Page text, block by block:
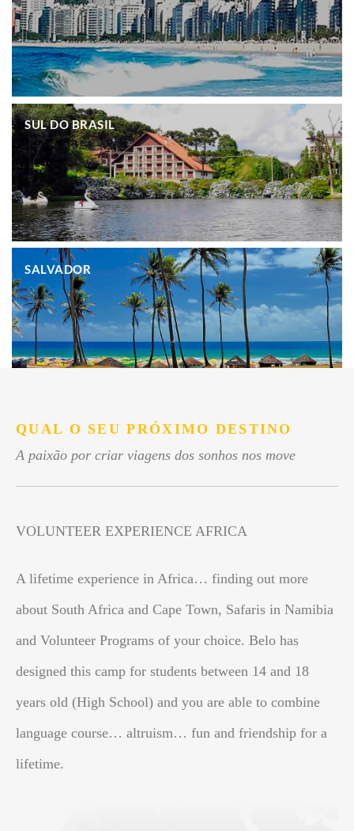
.
SUL DO BRASIL
SALVADOR
QUAL O SEU PRÓXIMO DESTINO
A paixão por criar viagens dos sonhos nos move
VOLUNTEER EXPERIENCE AFRICA
A lifetime experience in Africa… finding out more
about South Africa and Cape Town, Safaris in Namibia
and Volunteer Programs of your choice. Belo has
designed this camp for students between 14 and 18
years old (High School) and you are able to combine
language course… altruism… fun and friendship for a
lifetime.